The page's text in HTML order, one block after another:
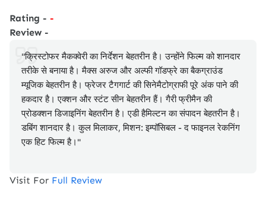
Rating - -
Review -
"क्रिस्टोफर मैकक्वेरी का निर्देशन बेहतरीन है। उन्होंने फिल्म को शानदार
तरीके से बनाया है। मैक्स अरुज और अल्फी गॉडफ्रे का बैकग्राउंड
म्यूजिक बेहतरीन है। फ्रेजर टैगगार्ट की सिनेमैटोग्राफी पूरे अंक पाने की
हकदार है। एक्शन और स्टंट सीन बेहतरीन हैं। गैरी फ्रीमैन की
प्रोडक्शन डिजाइनिंग बेहतरीन है। एडी हैमिल्टन का संपादन बेहतरीन है।
डबिंग शानदार है। कुल मिलाकर, मिशन: इम्पॉसिबल - द फाइनल रेकनिंग
एक हिट फिल्म है।"
Visit For Full Review